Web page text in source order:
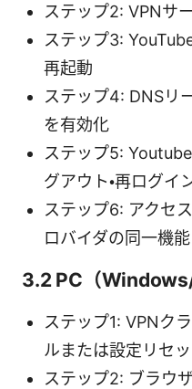
ステップ2: VPNサ
ステップ3:
再起動
ステップ4: DNSリ
を有効化
ステップ5:
グアウト・再ログイ
ステップ6: アクセ
ロバイダの同一機能
3.2 PC（Windows/
ステップ1: VPNク
ルまたは設定リセ
ステップ2: ブラウ